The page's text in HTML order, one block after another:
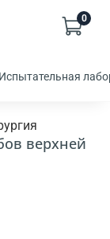
0
Испытательная
верхней